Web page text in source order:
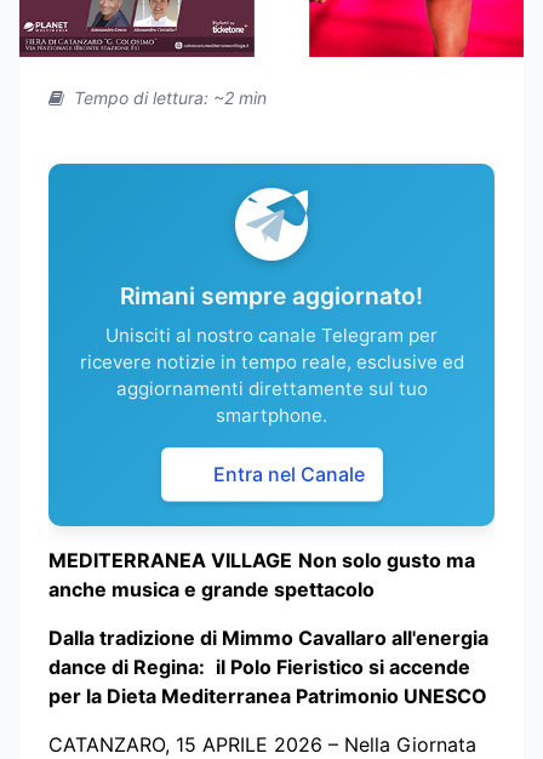
Tempo di lettura: ~2 min
Rimani sempre aggiornato!
Unisciti al nostro canale Telegram per
ricevere notizie in tempo reale, esclusive ed
aggiornamenti direttamente sul tuo
smartphone.
Entra nel Canale
MEDITERRANEA VILLAGE Non solo gusto ma
anche musica e grande spettacolo
Dalla tradizione di Mimmo Cavallaro all'energia
dance di Regina: il Polo Fieristico si accende
per la Dieta Mediterranea Patrimonio UNESCO
CATANZARO, 15 APRILE 2026 – Nella Giornata